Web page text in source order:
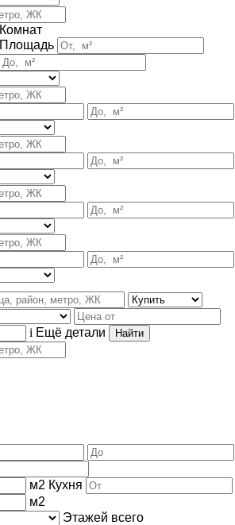
Комнат
Площадь
i Ещё детали
м2 Кухня
м2
Этажей всего